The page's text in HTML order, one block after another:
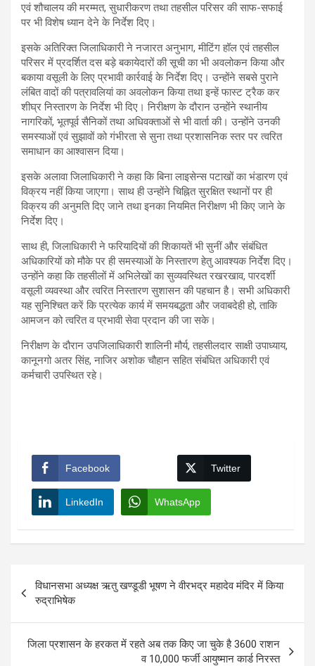
एवं शौचालय की मरम्मत, सुधारीकरण तथा तहसील परिसर की साफ-सफाई
पर भी विशेष ध्यान देने के निर्देश दिए।
इसके अतिरिक्त जिलाधिकारी ने नजारत अनुभाग, मीटिंग हॉल एवं तहसील
परिसर में प्रदर्शित दस बड़े बकायेदारों की सूची का भी अवलोकन किया और
बकाया वसूली के लिए प्रभावी कार्रवाई के निर्देश दिए। उन्होंने सबसे पुराने
लंबित वादों की पत्रावलियां का अवलोकन किया तथा इन्हें फास्ट ट्रैक कर
शीघ्र निस्तारण के निर्देश भी दिए। निरीक्षण के दौरान उन्होंने स्थानीय
नागरिकों, भूतपूर्व सैनिकों तथा अधिवक्ताओं से भी वार्ता की। उन्होंने उनकी
समस्याओं एवं सुझावों को गंभीरता से सुना तथा प्रशासनिक स्तर पर त्वरित
समाधान का आश्वासन दिया।
इसके अलावा जिलाधिकारी ने कहा कि बिना लाइसेन्स पटाखों का भंडारण एवं
विक्रय नहीं किया जाएगा। साथ ही उन्होंने चिह्नित सुरक्षित स्थानों पर ही
विक्रय की अनुमति दिए जाने तथा इनका नियमित निरीक्षण भी किए जाने के
निर्देश दिए।
साथ ही, जिलाधिकारी ने फरियादियों की शिकायतें भी सुनीं और संबंधित
अधिकारियों को मौके पर ही समस्याओं के निस्तारण हेतु आवश्यक निर्देश दिए।
उन्होंने कहा कि तहसीलों में अभिलेखों का सुव्यवस्थित रखरखाव, पारदर्शी
वसूली व्यवस्था और त्वरित निस्तारण सुशासन की पहचान है। सभी अधिकारी
यह सुनिश्चित करें कि प्रत्येक कार्य में समयबद्धता और जवाबदेही हो, ताकि
आमजन को त्वरित व प्रभावी सेवा प्रदान की जा सके।
निरीक्षण के दौरान उपजिलाधिकारी शालिनी मौर्य, तहसीलदार साक्षी उपाध्याय,
कानूनगो अतर सिंह, नाजिर अशोक चौहान सहित संबंधित अधिकारी एवं
कर्मचारी उपस्थित रहे।
Facebook Twitter
LinkedIn WhatsApp
navigation
विधानसभा अध्यक्ष ऋतु खण्डूडी भूषण ने वीरभद्र महादेव मंदिर में किया
रुद्राभिषेक
जिला प्रशासन के हरकत में रहते अब तक किए जा चुके है 3600 राशन
व 10,000 फर्जी आयुष्मान कार्ड निरस्त